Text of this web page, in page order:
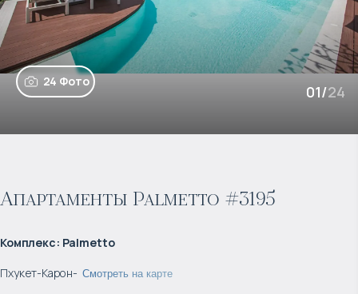
24 Фото
01/24
Апартаменты Palmetto #3195
Комплекс: Palmetto
Пхукет-Карон- Смотреть на карте